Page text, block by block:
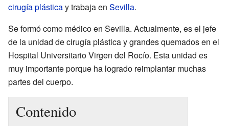
cirugía plásticay trabaja en Sevilla.
Se formó como médico en Sevilla. Actualmente, es el jefe
de la unidad de cirugía plástica y grandes quemados en el
Hospital Universitario Virgen del Rocío. Esta unidad es
muy importante porque ha logrado reimplantar muchas
partes del cuerpo.
Contenido